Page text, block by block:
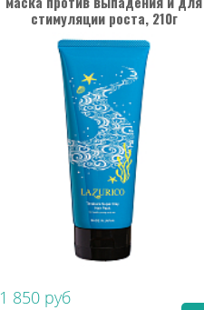
стимуляции роста, 210г
1 850 руб